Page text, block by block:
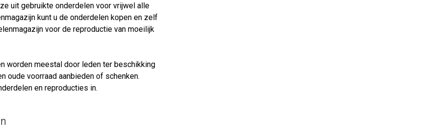
uit gebruikte onderdelen voor vrijwel alle
kunt u de onderdelen kopen en zelf
voor de reproductie van moeilijk
worden meestal door leden ter beschikking
oude voorraad aanbieden of schenken.
en reproducties in.